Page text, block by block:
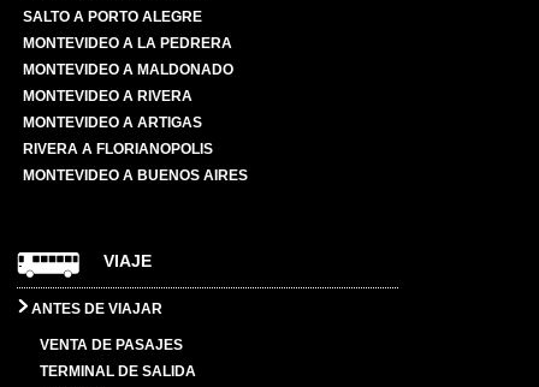
SALTO A PORTO ALEGRE
MONTEVIDEO A LA PEDRERA
MONTEVIDEO A MALDONADO
MONTEVIDEO A RIVERA
MONTEVIDEO A ARTIGAS
RIVERA A FLORIANOPOLIS
MONTEVIDEO A BUENOS AIRES
VIAJE
ANTES DE VIAJAR
VENTA DE PASAJES
TERMINAL DE SALIDA